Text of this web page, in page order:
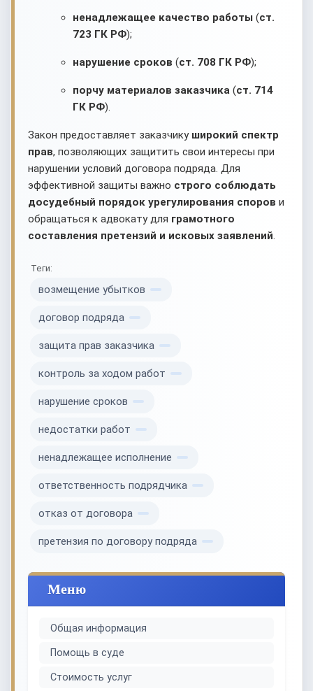
ненадлежащее качество работы (ст.
723 ГК РФ);
нарушение сроков (ст. 708 ГК РФ);
порчу материалов заказчика (ст. 714
ГК РФ).
Закон предоставляет заказчику широкий спектр
прав, позволяющих защитить свои интересы при
нарушении условий договора подряда. Для
эффективной защиты важно строго соблюдать
досудебный порядок урегулирования споров и
обращаться к адвокату для грамотного
составления претензий и исковых заявлений.
Теги:
возмещение убытков
договор подряда
защита прав заказчика
контроль за ходом работ
нарушение сроков
недостатки работ
ненадлежащее исполнение
ответственность подрядчика
отказ от договора
претензия по договору подряда
Меню
Общая информация
Помощь в суде
Стоимость услуг